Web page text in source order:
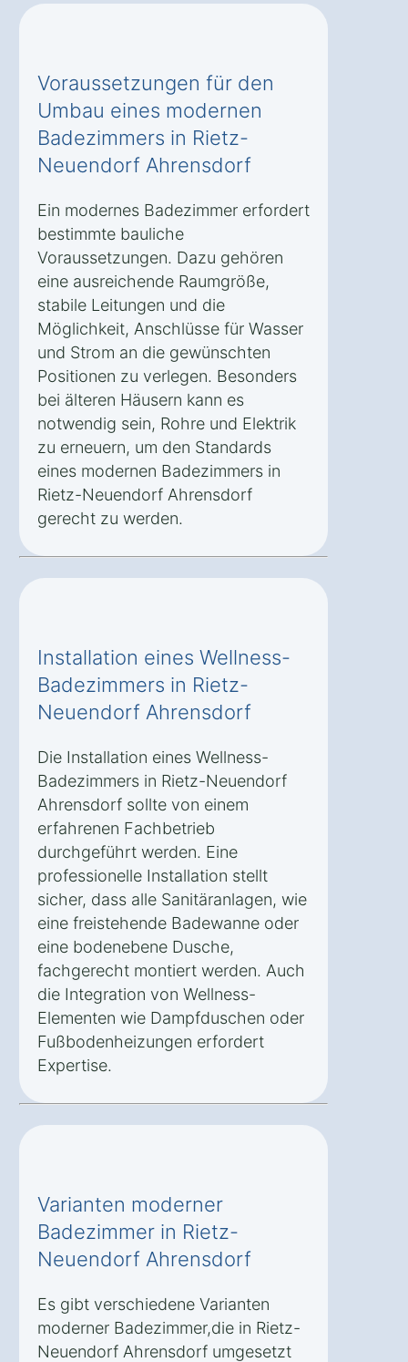
Voraussetzungen für den
Umbau eines modernen
Badezimmers in Rietz-
Neuendorf Ahrensdorf
Ein modernes Badezimmer erfordert
bestimmte bauliche
Voraussetzungen. Dazu gehören
eine ausreichende Raumgröße,
stabile Leitungen und die
Möglichkeit, Anschlüsse für Wasser
und Strom an die gewünschten
Positionen zu verlegen. Besonders
bei älteren Häusern kann es
notwendig sein, Rohre und Elektrik
zu erneuern, um den Standards
eines modernen Badezimmers in
Rietz-Neuendorf Ahrensdorf
gerecht zu werden.
Installation eines Wellness-
Badezimmers in Rietz-
Neuendorf Ahrensdorf
Die Installation eines Wellness-
Badezimmers in Rietz-Neuendorf
Ahrensdorf sollte von einem
erfahrenen Fachbetrieb
durchgeführt werden. Eine
professionelle Installation stellt
sicher, dass alle Sanitäranlagen, wie
eine freistehende Badewanne oder
eine bodenebene Dusche,
fachgerecht montiert werden. Auch
die Integration von Wellness-
Elementen wie Dampfduschen oder
Fußbodenheizungen erfordert
Expertise.
Varianten moderner
Badezimmer in Rietz-
Neuendorf Ahrensdorf
Es gibt verschiedene Varianten
moderner Badezimmer,die in Rietz-
Neuendorf Ahrensdorf umgesetzt